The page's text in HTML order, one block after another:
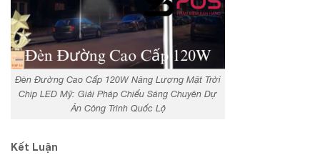
Đèn Đường Cao Cấp 120W Năng Lượng Mặt Trời
Chip LED Mỹ: Giải Pháp Chiếu Sáng Chuyên Dự
Án Công Trình Quốc Lộ
Kết Luận